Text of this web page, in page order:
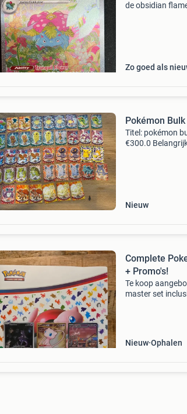
de obsidian
Zo goed als
Pokémon
Titel: pokémon
€300.0
Nieuw
Complete
+ Promo's!
Te koop
master set
Nieuw Ophalen